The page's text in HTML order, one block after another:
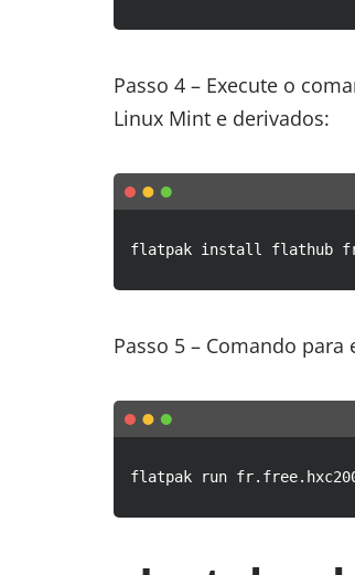
Passo 4 – Execute o
Linux Mint e derivados:
flatpak install flathub
Passo 5 – Comando para
flatpak run